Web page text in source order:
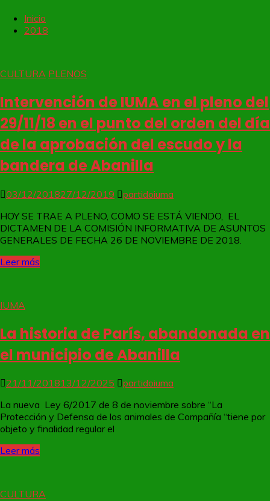
Inicio
2018
CULTURA PLENOS
Intervención de IUMA en el pleno del
29/11/18 en el punto del orden del día
de la aprobación del escudo y la
bandera de Abanilla
03/12/201827/12/2019
partidoiuma
HOY SE TRAE A PLENO, COMO SE ESTÁ VIENDO, EL
DICTAMEN DE LA COMISIÓN INFORMATIVA DE ASUNTOS
GENERALES DE FECHA 26 DE NOVIEMBRE DE 2018.
Leer más
IUMA
La historia de París, abandonada en
el municipio de Abanilla
21/11/201813/12/2025
partidoiuma
La nueva Ley 6/2017 de 8 de noviembre sobre “La
Protección y Defensa de los animales de Compañía “tiene por
objeto y finalidad regular el
Leer más
CULTURA